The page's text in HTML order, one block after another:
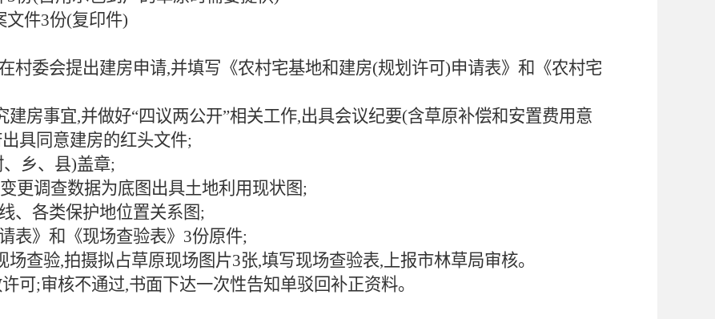
文件3份(复印件)
村委会提出建房申请,并填写《农村宅基地和建房(规划许可)申请表》和《农村宅
房事宜,并做好“四议两公开”相关工作,出具会议纪要(含草原补偿和安置费用意
具同意建房的红头文件;
乡、县)盖章;
更调查数据为底图出具土地利用现状图;
、各类保护地位置关系图;
表》和《现场查验表》3份原件;
查验,拍摄拟占草原现场图片3张,填写现场查验表,上报市林草局审核。
可;审核不通过,书面下达一次性告知单驳回补正资料。